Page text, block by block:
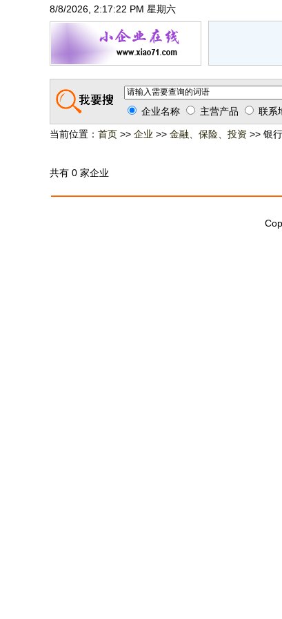
8/8/2026, 2:17:22 PM 星期六
企业名称 主营产品 联系
当前位置： 首页 >> 企业 >> 金融、保险、投资 >> 银行
共有 0 家企业